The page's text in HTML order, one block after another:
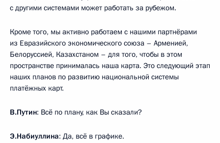
с другими системами может работать за рубежом.
Кроме того, мы активно работаем с нашими партнёрами
из Евразийского экономического союза – Арменией,
Белоруссией, Казахстаном – для того, чтобы в этом
пространстве принималась наша карта. Это следующий этап
наших планов по развитию национальной системы
платёжных карт.
В.Путин: Всё по плану, как Вы сказали?
Э.Набиуллина: Да, всё в графике.